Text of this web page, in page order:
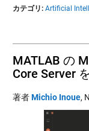
カテゴリ: Artificial
MATLAB の
Core Server
著者Michio Inoue,